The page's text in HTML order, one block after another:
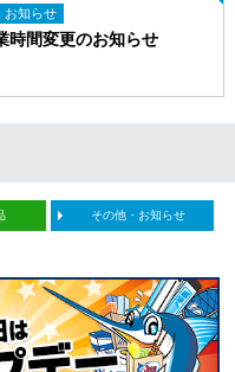
お知らせ
時間変更のお知らせ
その他・お知らせ